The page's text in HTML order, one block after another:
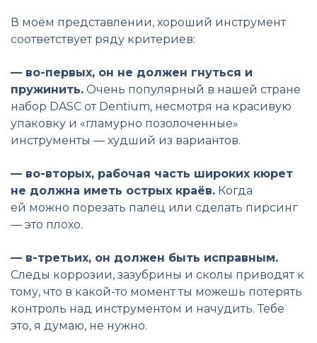
В моём представлении, хороший инструмент
соответствует ряду критериев:
— во-первых, он не должен гнуться и
пружинить. Очень популярный в нашей стране
набор DASC от Dentium, несмотря на красивую
упаковку и «гламурно позолоченные»
инструменты — худший из вариантов.
— во-вторых, рабочая часть широких кюрет
не должна иметь острых краёв. Когда
ей можно порезать палец или сделать пирсинг
— это плохо.
— в-третьих, он должен быть исправным.
Следы коррозии, зазубрины и сколы приводят к
тому, что в какой-то момент ты можешь потерять
контроль над инструментом и начудить. Тебе
это, я думаю, не нужно.